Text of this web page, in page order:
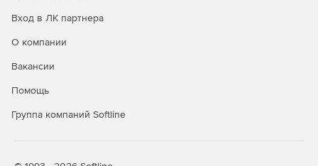
Вход в ЛК партнера
О компании
Вакансии
Помощь
Группа компаний Softline